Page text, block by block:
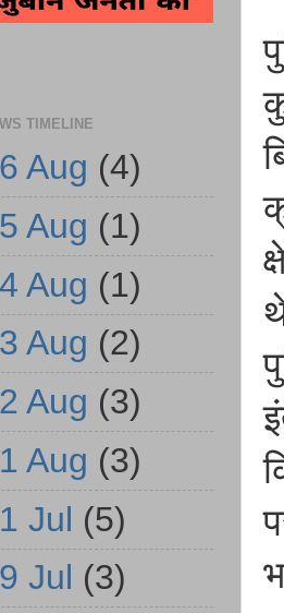
TIMELINE
Aug (4)
Aug (1)
Aug (1)
Aug (2)
Aug (3)
Aug (3)
Jul (5)
Jul (3)